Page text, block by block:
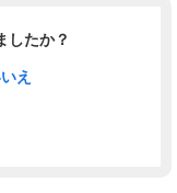
したか？
え